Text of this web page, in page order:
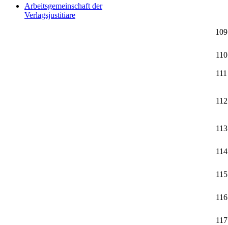
Arbeitsgemeinschaft der
Verlagsjustitiare
109
110
111
112
113
114
115
116
117